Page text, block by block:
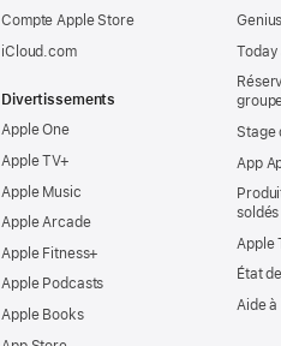
Compte Apple Store
iCloud.com
Divertissements
Apple One
Apple TV+
Apple Music
Apple Arcade
Apple Fitness+
Apple Podcasts
Apple Books
Today
Stage
App
soldés
Apple
État
Aide à